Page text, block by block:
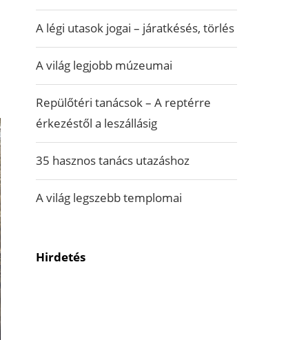
A légi utasok jogai – járatkésés, törlés
A világ legjobb múzeumai
Repülőtéri tanácsok – A reptérre
érkezéstől a leszállásig
35 hasznos tanács utazáshoz
A világ legszebb templomai
Hirdetés